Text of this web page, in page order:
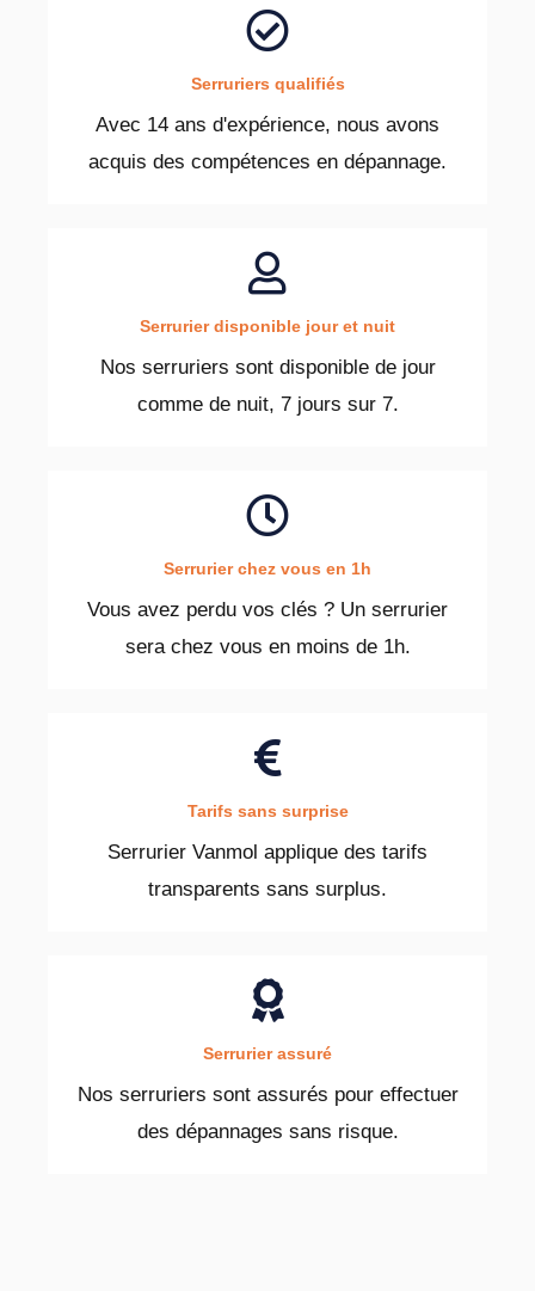
Serruriers qualifiés
Avec 14 ans d'expérience, nous avons
acquis des compétences en dépannage.
Serrurier disponible jour et nuit
Nos serruriers sont disponible de jour
comme de nuit, 7 jours sur 7.
Serrurier chez vous en 1h
Vous avez perdu vos clés ? Un serrurier
sera chez vous en moins de 1h.
Tarifs sans surprise
Serrurier Vanmol applique des tarifs
transparents sans surplus.
Serrurier assuré
Nos serruriers sont assurés pour effectuer
des dépannages sans risque.